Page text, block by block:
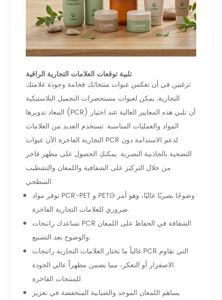
تلبية توقعات العلامات التجارية الراقية
ترغبين في أن تعكس عبوات منتجاتك فخامة وجودة علامتك
التجارية. يمكن لعبوات مستحضرات التجميل البلاستيكية
المعاد تدويرها (PCR) أن تلبي هذه المعايير العالية عند اختيار
المواد والعمليات المناسبة. تستخدم العديد من العلامات
التجارية الفاخرة الآن عبوات PCR لدعم الاستدامة دون
التضحية بالجاذبية البصرية. يمكنكِ الحصول على مظهر فاخر
من خلال التركيز على الشفافية واللمعان والتشطيب
السطحي.
توفر مواد PCR-PET و PETG وضوحًا بصريًا عاليًا، وهو أمر
ضروري للعلامات التجارية الفاخرة.
تساعدك راتنجات PCR الشفافة في الحفاظ على اللمعان
والوضوح بعد التصنيع.
غالباً ما تختار العلامات التجارية راتنجات PCR التي تقاوم
الاصفرار أو التعكر، مما يضمن مظهراً عالي الجودة
للمنتجات الفاخرة.
يساهم اللمعان الموحد والضبابية المنخفضة في تعزيز